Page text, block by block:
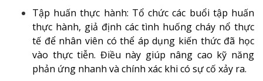
Tập huấn thực hành: Tổ chức các buổi tập huấn
thực hành, giả định các tình huống cháy nổ thực
tế để nhân viên có thể áp dụng kiến thức đã học
vào thực tiễn. Điều này giúp nâng cao kỹ năng
phản ứng nhanh và chính xác khi có sự cố xảy ra.